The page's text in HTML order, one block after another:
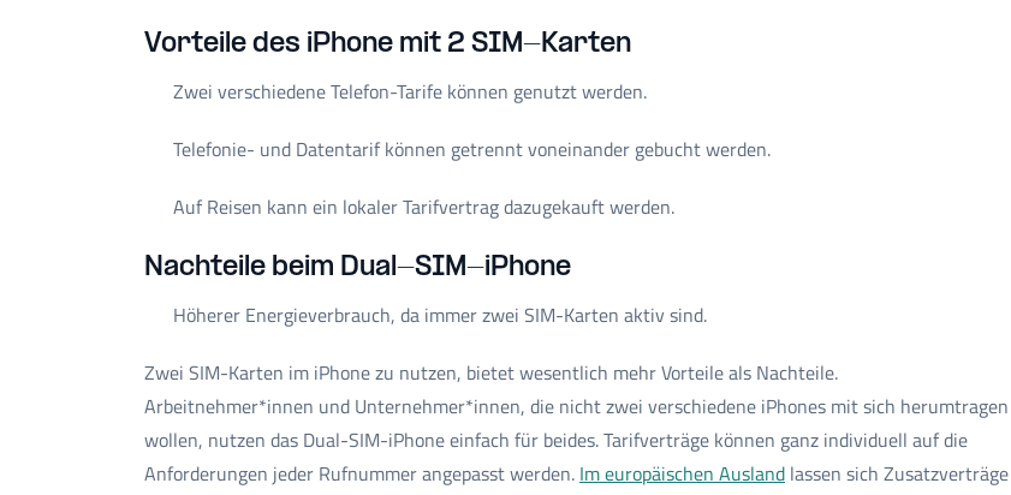
Vorteile des iPhone mit 2 SIM-Karten
Zwei verschiedene Telefon-Tarife können genutzt werden.
Telefonie- und Datentarif können getrennt voneinander gebucht werden.
Auf Reisen kann ein lokaler Tarifvertrag dazugekauft werden.
Nachteile beim Dual-SIM-iPhone
Höherer Energieverbrauch, da immer zwei SIM-Karten aktiv sind.
Zwei SIM-Karten im iPhone zu nutzen, bietet wesentlich mehr Vorteile als Nachteile.
Arbeitnehmer*innen und Unternehmer*innen, die nicht zwei verschiedene iPhones mit sich herumtragen
wollen, nutzen das Dual-SIM-iPhone einfach für beides. Tarifverträge können ganz individuell auf die
Anforderungen jeder Rufnummer angepasst werden. Im europäischen Ausland lassen sich Zusatzverträge